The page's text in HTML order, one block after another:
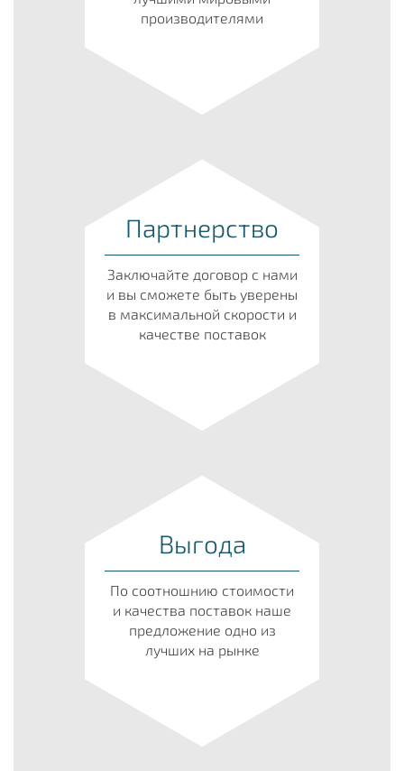
производителями
Партнерство
Заключайте договор с нами
и вы сможете быть уверены
в максимальной скорости и
качестве поставок
Выгода
По соотношнию стоимости
и качества поставок наше
предложение одно из
лучших на рынке